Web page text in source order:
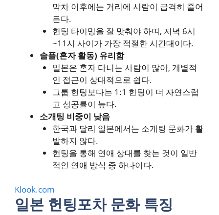
막차 이후에는 거리에 사람이 급격히 줄어
든다.
헌팅 타이밍을 잘 맞춰야 하며, 저녁 6시
~11시 사이가 가장 적절한 시간대이다.
솔플(혼자 활동) 유리함
일본은 혼자 다니는 사람이 많아, 개별적
인 접근이 상대적으로 쉽다.
그룹 헌팅보다는 1:1 헌팅이 더 자연스럽
고 성공률이 높다.
소개팅 비중이 낮음
한국과 달리 일본에서는 소개팅 문화가 활
발하지 않다.
헌팅을 통해 연애 상대를 찾는 것이 일반
적인 연애 방식 중 하나이다.
Klook.com
일본 헌팅포차 문화 특징